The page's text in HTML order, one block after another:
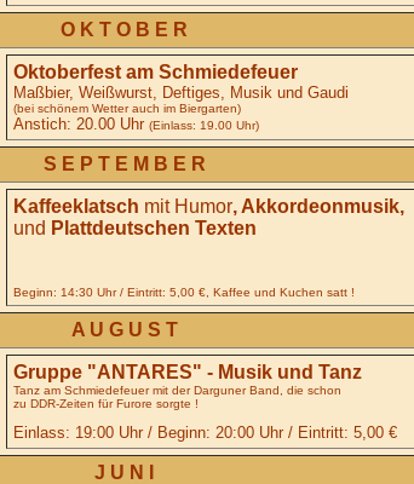
O K T O B E R
Oktoberfest am Schmiedefeuer
Maßbier, Weißwurst, Deftiges, Musik und Gaudi
(bei schönem Wetter auch im Biergarten)
Anstich: 20.00 Uhr (Einlass: 19.00 Uhr)
S E P T E M B E R
Kaffeeklatsch mit Humor, Akkordeonmusik,
und Plattdeutschen Texten
Beginn: 14:30 Uhr / Eintritt: 5,00 €, Kaffee und Kuchen satt !
A U G U S T
Gruppe "ANTARES" - Musik und Tanz
Tanz am Schmiedefeuer mit der Darguner Band, die schon
zu DDR-Zeiten für Furore sorgte !
Einlass: 19:00 Uhr / Beginn: 20:00 Uhr / Eintritt: 5,00 €
J U N I